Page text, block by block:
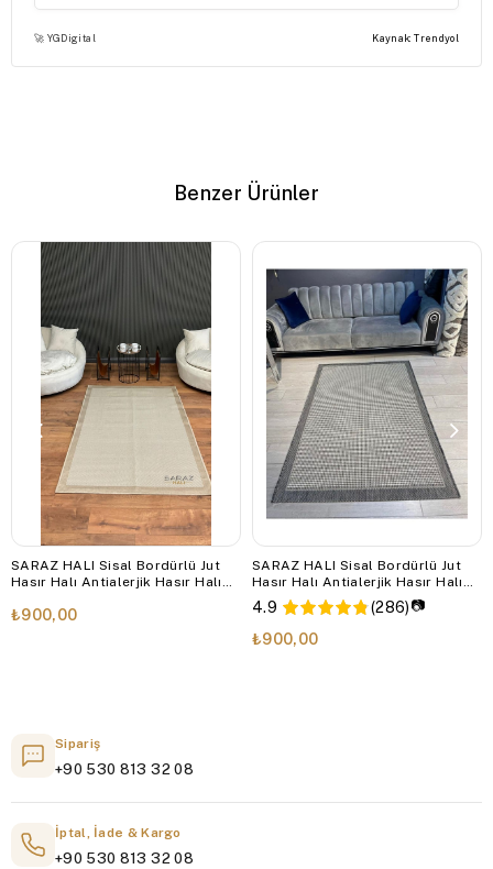
(0)
İ** K**
24 Ocak 2025
aşırı dalgalanmalar var.ince.umarim açılırdalgalanmalar
(0)
Z** S** Ç**
10 Aralık 2024
Tahminimden ince ama çok beğendim. Antremdeki
yolluğuma çok uyum sağladı. Teşekkürler...
🚀 YGDigital Kaynak: Trendyol
Benzer Ürünler
SARAZ HALI Sisal Bordürlü Jut
Hasır Halı Antialerjik Hasır Halı
₺900,00
SARAZ HALI Sisal Bordürlü Jut
Hasır Halı Antialerjik Hasır Halı
9213
4.9 (286) 📷
₺900,00
Sipariş
+90 530 813 32 08
İptal, İade & Kargo
+90 530 813 32 08